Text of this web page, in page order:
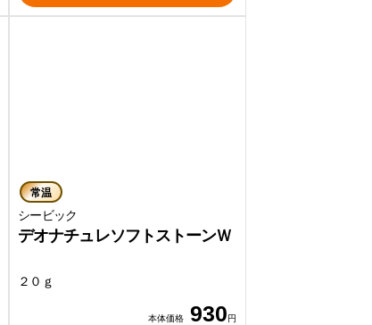
常温
シービック
デオナチュレソフトストーンＷ
２０ｇ
本体価格 930円